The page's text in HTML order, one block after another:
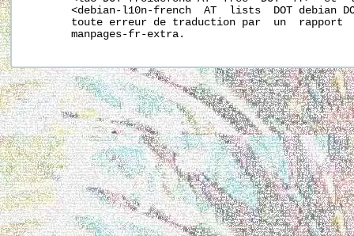
<debian-l10n-french  AT  lists  DOT debian
toute erreur de traduction par  un  rapport